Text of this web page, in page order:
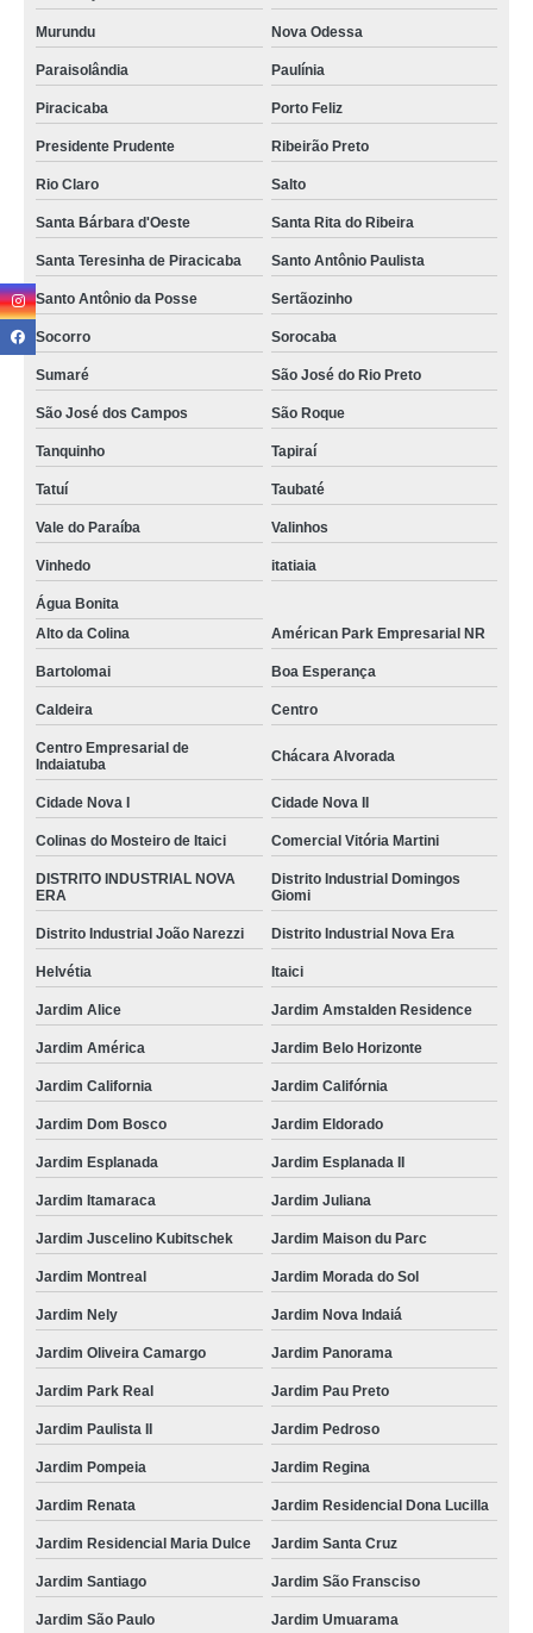
Murundu Nova Odessa
Paraisolândia Paulínia
Piracicaba Porto Feliz
Presidente Prudente Ribeirão Preto
Rio Claro Salto
Santa Bárbara d'Oeste Santa Rita do Ribeira
Santa Teresinha de Piracicaba Santo Antônio Paulista
Santo Antônio da Posse Sertãozinho
Socorro Sorocaba
Sumaré São José do Rio Preto
São José dos Campos São Roque
Tanquinho Tapiraí
Tatuí Taubaté
Vale do Paraíba Valinhos
Vinhedo itatiaia
Água Bonita
Alto da Colina
Américan Park Empresarial NR
Bartolomai Boa Esperança
Caldeira Centro
Centro Empresarial de
Indaiatuba
Chácara Alvorada
Cidade Nova I Cidade Nova II
Colinas do Mosteiro de Itaici Comercial Vitória Martini
DISTRITO INDUSTRIAL NOVA
ERA
Distrito Industrial Domingos
Giomi
Distrito Industrial João Narezzi Distrito Industrial Nova Era
Helvétia Itaici
Jardim Alice Jardim Amstalden Residence
Jardim América Jardim Belo Horizonte
Jardim California Jardim Califórnia
Jardim Dom Bosco Jardim Eldorado
Jardim Esplanada Jardim Esplanada II
Jardim Itamaraca Jardim Juliana
Jardim Juscelino Kubitschek Jardim Maison du Parc
Jardim Montreal Jardim Morada do Sol
Jardim Nely Jardim Nova Indaiá
Jardim Oliveira Camargo Jardim Panorama
Jardim Park Real Jardim Pau Preto
Jardim Paulista II Jardim Pedroso
Jardim Pompeia Jardim Regina
Jardim Renata Jardim Residencial Dona Lucilla
Jardim Residencial Maria Dulce Jardim Santa Cruz
Jardim Santiago Jardim São Fransciso
Jardim São Paulo Jardim Umuarama